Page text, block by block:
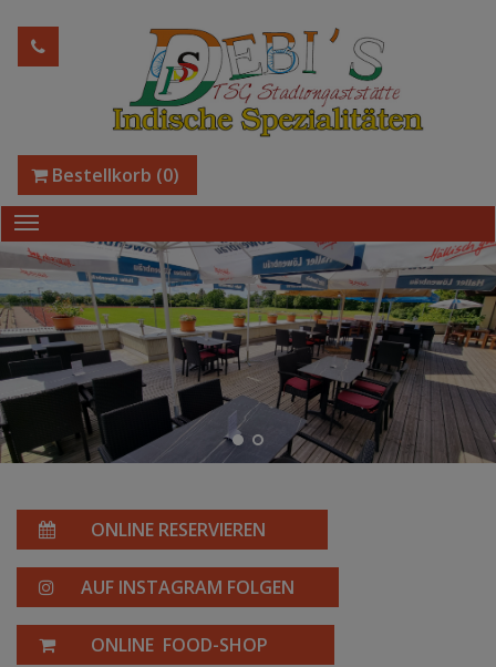
Bestellkorb (0)
ONLINE RESERVIEREN
AUF INSTAGRAM FOLGEN
ONLINE FOOD-SHOP